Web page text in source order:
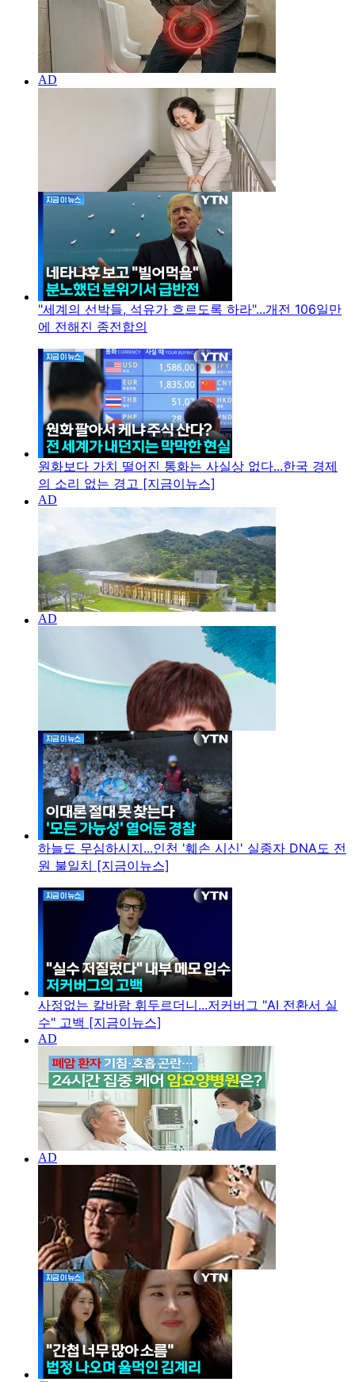
"세계의 선박들, 석유가 흐르도록 하라"...개전 106일만
에 전해진 종전합의
원화보다 가치 떨어진 통화는 사실상 없다...한국 경제
의 소리 없는 경고 [지금이뉴스]
하늘도 무심하시지...인천 '훼손 시신' 실종자 DNA도 전
원 불일치 [지금이뉴스]
사정없는 칼바람 휘두르더니...저커버그 "AI 전환서 실
수" 고백 [지금이뉴스]